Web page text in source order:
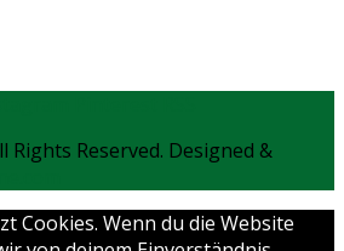
Rights Reserved. Designed &
Cookies. Wenn du die Website